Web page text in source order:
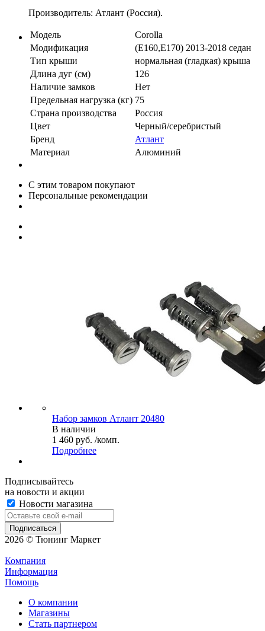
Производитель: Атлант (Россия).
Модель
Corolla
Модификация
(E160,E170) 2013-2018 седан
Тип крыши
нормальная (гладкая) крыша
Длина дуг (см)
126
Наличие замков
Нет
Предельная нагрузка (кг) 75
Страна производства
Россия
Цвет
Черный/серебристый
Бренд
Атлант
Материал
Алюминий
С этим товаром покупают
Персональные рекомендации
Набор замков Атлант 20480
В наличии
1 460 руб. /комп.
Подробнее
Подписывайтесь
на новости и акции
Новости магазина
2026 © Тюнинг Маркет
Компания
Информация
Помощь
О компании
Магазины
Стать партнером